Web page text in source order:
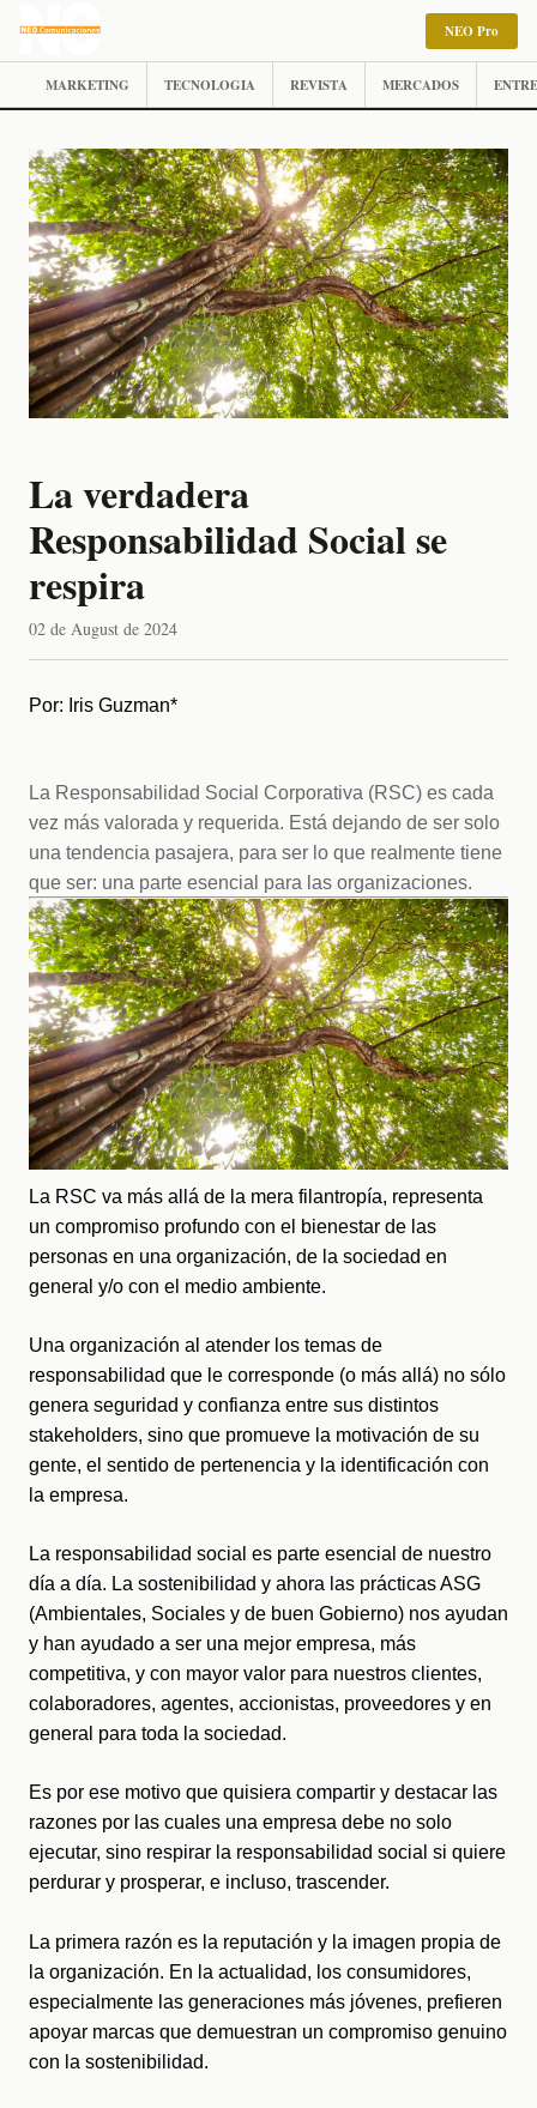
NEO Pro
MARKETING TECNOLOGIA REVISTA MERCADOS
La verdadera
Responsabilidad Social se
respira
02 de August de 2024
Por: Iris Guzman*
La Responsabilidad Social Corporativa (RSC) es cada
vez más valorada y requerida. Está dejando de ser solo
una tendencia pasajera, para ser lo que realmente tiene
que ser: una parte esencial para las organizaciones.
La RSC va más allá de la mera filantropía, representa
un compromiso profundo con el bienestar de las
personas en una organización, de la sociedad en
general y/o con el medio ambiente.
Una organización al atender los temas de
responsabilidad que le corresponde (o más allá) no sólo
genera seguridad y confianza entre sus distintos
stakeholders, sino que promueve la motivación de su
gente, el sentido de pertenencia y la identificación con
la empresa.
La responsabilidad social es parte esencial de nuestro
día a día. La sostenibilidad y ahora las prácticas ASG
(Ambientales, Sociales y de buen Gobierno) nos ayudan
y han ayudado a ser una mejor empresa, más
competitiva, y con mayor valor para nuestros clientes,
colaboradores, agentes, accionistas, proveedores y en
general para toda la sociedad.
Es por ese motivo que quisiera compartir y destacar las
razones por las cuales una empresa debe no solo
ejecutar, sino respirar la responsabilidad social si quiere
perdurar y prosperar, e incluso, trascender.
La primera razón es la reputación y la imagen propia de
la organización. En la actualidad, los consumidores,
especialmente las generaciones más jóvenes, prefieren
apoyar marcas que demuestran un compromiso genuino
con la sostenibilidad.